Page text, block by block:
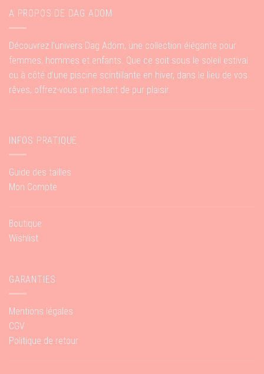
A PROPOS DE DAG ADOM
Découvrez l’univers Dag Adom, une collection élégante pour
femmes, hommes et enfants. Que ce soit sous le soleil estival
ou à côté d’une piscine scintillante en hiver, dans le lieu de vos
rêves, offrez-vous un instant de pur plaisir.
INFOS PRATIQUE
Guide des tailles
Mon Compte
Boutique
Wishlist
GARANTIES
Mentions légales
CGV
Politique de retour